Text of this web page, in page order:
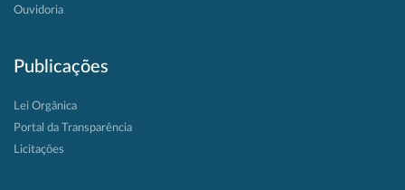
Ouvidoria
Publicações
Lei Orgânica
Portal da Transparência
Licitações